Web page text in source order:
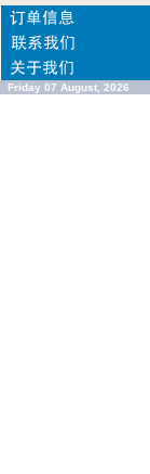
Friday 07 August, 2026